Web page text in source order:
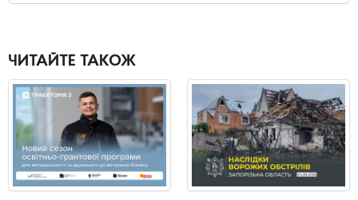
ЧИТАЙТЕ ТАКОЖ